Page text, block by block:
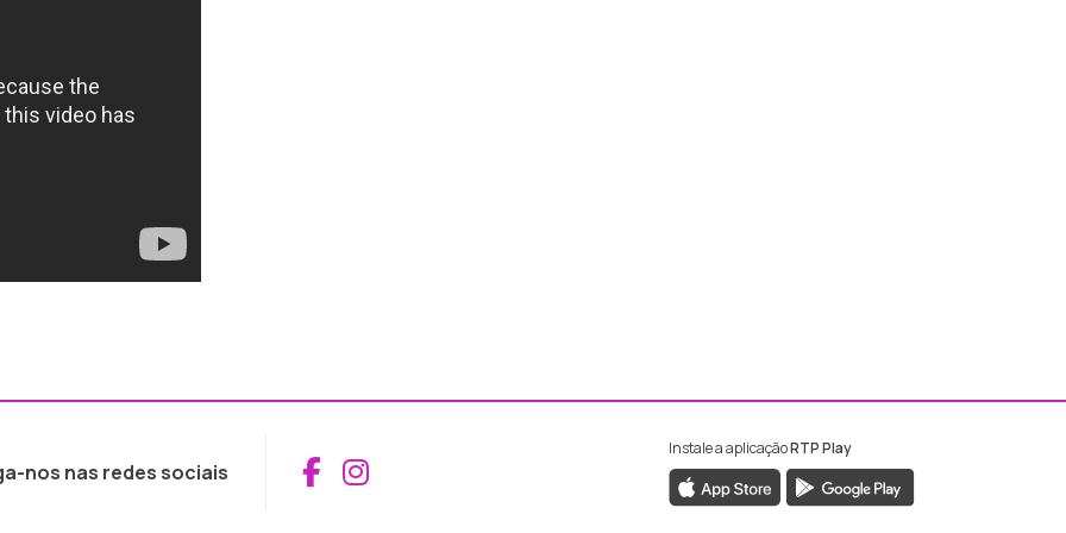
nos nas redes sociais Aceder ao Facebook da RTP Madeira
Aceder ao Instagram da RTP Madeira
Instale a aplicaçãoRTP Play